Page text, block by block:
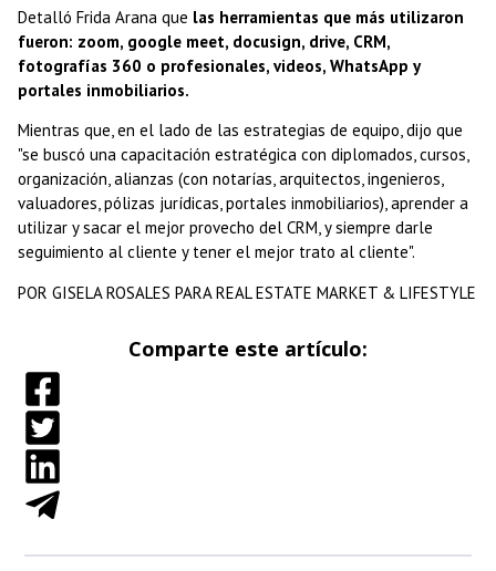
Detalló Frida Arana que las herramientas que más utilizaron
fueron: zoom, google meet, docusign, drive, CRM,
fotografías 360 o profesionales, videos, WhatsApp y
portales inmobiliarios.
Mientras que, en el lado de las estrategias de equipo, dijo que
"se buscó una capacitación estratégica con diplomados, cursos,
organización, alianzas (con notarías, arquitectos, ingenieros,
valuadores, pólizas jurídicas, portales inmobiliarios), aprender a
utilizar y sacar el mejor provecho del CRM, y siempre darle
seguimiento al cliente y tener el mejor trato al cliente".
POR GISELA ROSALES PARA REAL ESTATE MARKET & LIFESTYLE
Comparte este artículo: